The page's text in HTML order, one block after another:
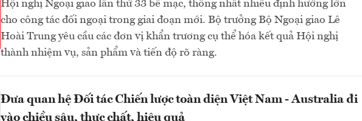
Hội nghị Ngoại giao lần thứ 33 bế mạc, thống nhất nhiều định hướng lớn
cho công tác đối ngoại trong giai đoạn mới. Bộ trưởng Bộ Ngoại giao Lê
Hoài Trung yêu cầu các đơn vị khẩn trương cụ thể hóa kết quả Hội nghị
thành nhiệm vụ, sản phẩm và tiến độ rõ ràng.
Đưa quan hệ Đối tác Chiến lược toàn diện Việt Nam - Australia đi
vào chiều sâu, thực chất, hiệu quả